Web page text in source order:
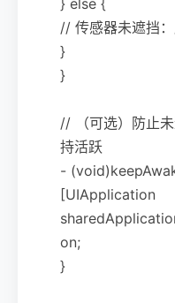
// 传感器未遮挡
}
}
// （可选）防止
持活跃
-
[UIApplication
on;
}